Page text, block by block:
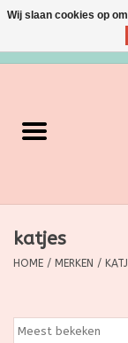
Verzorging
Grimeermateriaal
Huishoudartikelen
katjes
HOME / MERKEN /
Wij slaan cookies op